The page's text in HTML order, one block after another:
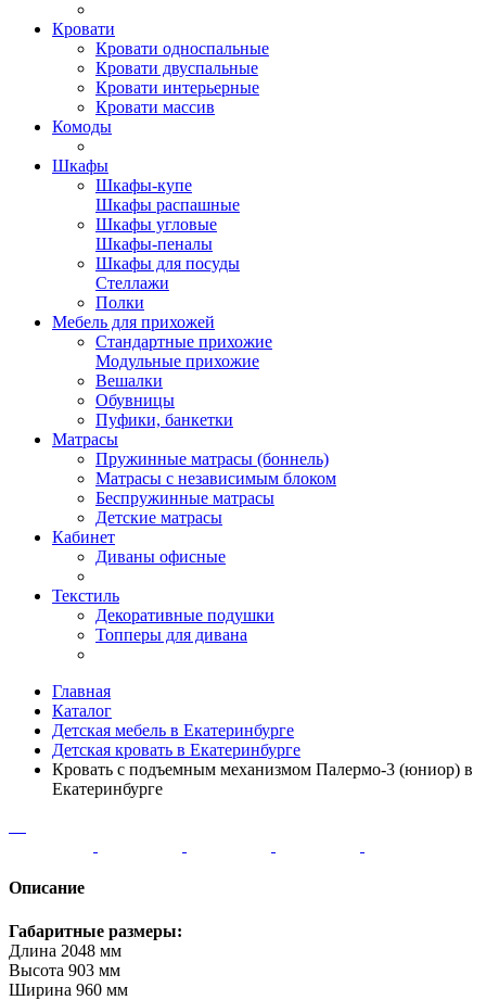
Кровати
Кровати односпальные
Кровати двуспальные
Кровати интерьерные
Кровати массив
Комоды
Шкафы
Шкафы-купе
Шкафы распашные
Шкафы угловые
Шкафы-пеналы
Шкафы для посуды
Стеллажи
Полки
Мебель для прихожей
Стандартные прихожие
Модульные прихожие
Вешалки
Обувницы
Пуфики, банкетки
Матрасы
Пружинные матрасы (боннель)
Матрасы с независимым блоком
Беспружинные матрасы
Детские матрасы
Кабинет
Диваны офисные
Текстиль
Декоративные подушки
Топперы для дивана
Главная
Каталог
Детская мебель в Екатеринбурге
Детская кровать в Екатеринбурге
Кровать с подъемным механизмом Палермо-3 (юниор) в
Екатеринбурге
Описание
Габаритные размеры:
Длина 2048 мм
Высота 903 мм
Ширина 960 мм